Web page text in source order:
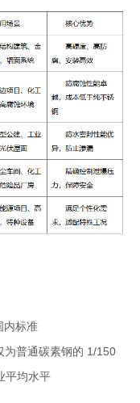
内标准
为普通碳素钢的 1/150
平均水平